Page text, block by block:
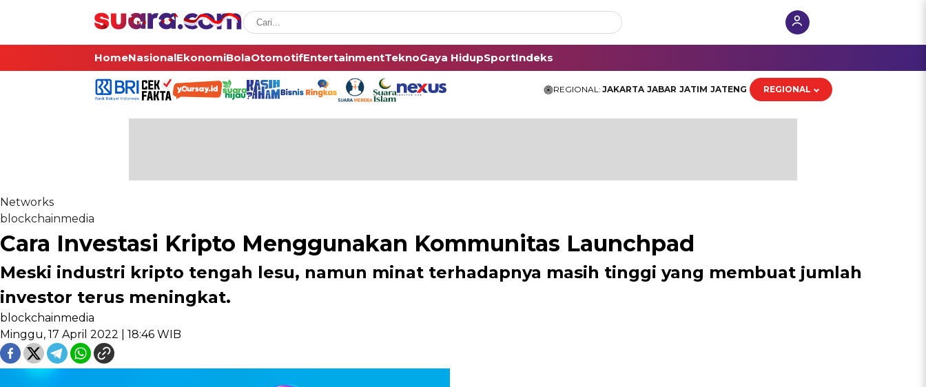
HomeNasionalEkonomiBolaOtomotifEntertainmentTeknoGaya HidupSportIndeks
REGIONAL: JAKARTA JABAR JATIM JATENG REGIONAL
Networks
blockchainmedia
Cara Investasi Kripto Menggunakan Kommunitas Launchpad
Meski industri kripto tengah lesu, namun minat terhadapnya masih tinggi yang membuat jumlah
investor terus meningkat.
blockchainmedia
Minggu, 17 April 2022 | 18:46 WIB